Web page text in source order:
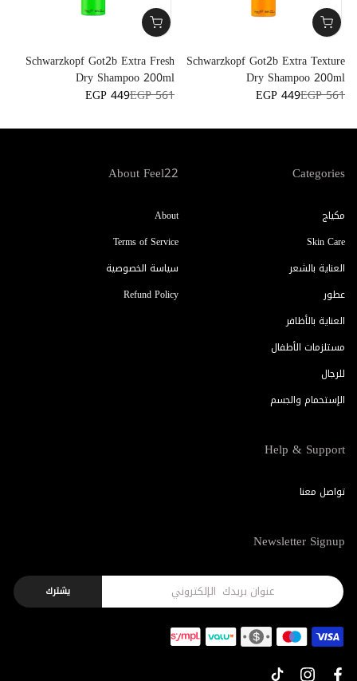
Schwarzkopf Got2b Extra Fresh
Dry Shampoo 200ml
EGP 561
EGP 449
Schwarzkopf Got2b Extra Texture
Dry Shampoo 200ml
EGP 561
EGP 449
Categories
مكياج
Skin Care
العناية بالشعر
عطور
العناية بالأظافر
مستلزمات الأطفال
للرجال
الإستحمام والجسم
About Feel22
About
Terms of Service
سياسة الخصوصية
Refund Policy
Help & Support
تواصل معنا
Newsletter Signup
يشترك